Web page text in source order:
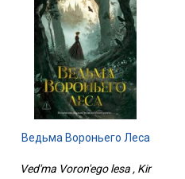
Ведьма Вороньего Леса
Ved'ma Voron'ego lesa , Kir